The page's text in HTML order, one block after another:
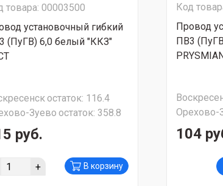
товара: 00003500
установочный гибкий
(ПуГВ) 6,0 белый "ККЗ"
остаток: 116.4
Зуево остаток: 358.8
руб.
+ В корзину
Код
Провод
ПВ3
Орехово-
104